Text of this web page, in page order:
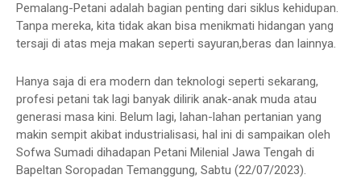
Pemalang-Petani adalah bagian penting dari siklus kehidupan.
Tanpa mereka, kita tidak akan bisa menikmati hidangan yang
tersaji di atas meja makan seperti sayuran,beras dan lainnya.
Hanya saja di era modern dan teknologi seperti sekarang,
profesi petani tak lagi banyak dilirik anak-anak muda atau
generasi masa kini. Belum lagi, lahan-lahan pertanian yang
makin sempit akibat industrialisasi, hal ini di sampaikan oleh
Sofwa Sumadi dihadapan Petani Milenial Jawa Tengah di
Bapeltan Soropadan Temanggung, Sabtu (22/07/2023).